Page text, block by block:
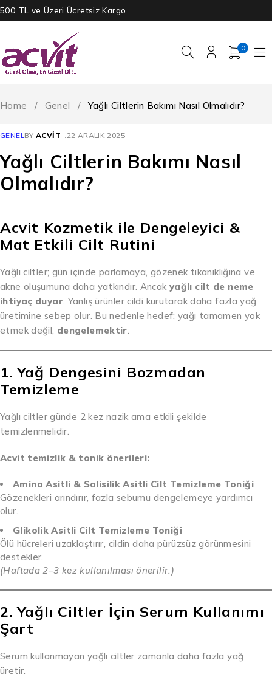
500 TL ve Üzeri Ücretsiz Kargo
0
Home / Genel / Yağlı Ciltlerin Bakımı Nasıl Olmalıdır?
GENELBY ACVIT 22 ARALIK 2025
Yağlı Ciltlerin Bakımı Nasıl
Olmalıdır?
Acvit Kozmetik ile Dengeleyici &
Mat Etkili Cilt Rutini
Yağlı ciltler; gün içinde parlamaya, gözenek tıkanıklığına ve
akne oluşumuna daha yatkındır. Ancak yağlı cilt de neme
ihtiyaç duyar. Yanlış ürünler cildi kurutarak daha fazla yağ
üretimine sebep olur. Bu nedenle hedef; yağı tamamen yok
etmek değil, dengelemektir.
1. Yağ Dengesini Bozmadan
Temizleme
Yağlı ciltler günde 2 kez nazik ama etkili şekilde
temizlenmelidir.
Acvit temizlik & tonik önerileri:
Amino Asitli & Salisilik Asitli Cilt Temizleme Toniği
Gözenekleri arındırır, fazla sebumu dengelemeye yardımcı
olur.
Glikolik Asitli Cilt Temizleme Toniği
Ölü hücreleri uzaklaştırır, cildin daha pürüzsüz görünmesini
destekler.
(Haftada 2–3 kez kullanılması önerilir.)
2. Yağlı Ciltler İçin Serum Kullanımı
Şart
Serum kullanmayan yağlı ciltler zamanla daha fazla yağ
üretir.